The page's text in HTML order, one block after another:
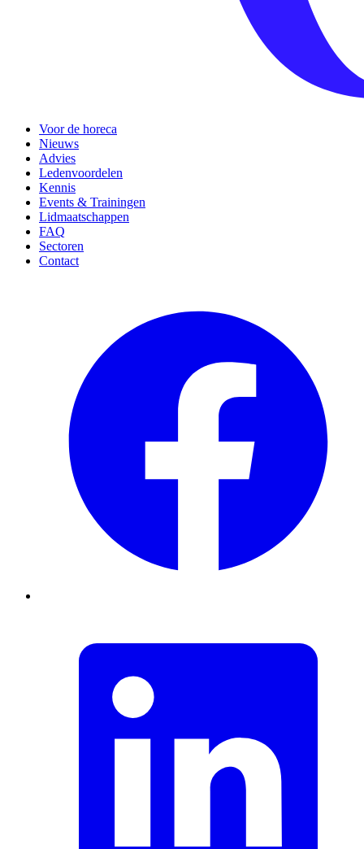
Voor de horeca
Nieuws
Advies
Ledenvoordelen
Kennis
Events & Trainingen
Lidmaatschappen
FAQ
Sectoren
Contact